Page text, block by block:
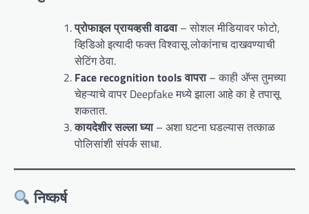
प्रोफाइल प्रायव्हसी वाढवा– सोशल मीडियावर फोटो,
व्हिडिओ इत्यादी फक्त विश्वासू लोकांनाच दाखवण्याची
सेटिंग ठेवा.
Face recognition tools वापरा– काही अ‍ॅप्स तुमच्या
चेहऱ्याचे वापर Deepfake मध्ये झाला आहे का हे तपासू
शकतात.
कायदेशीर सल्ला घ्या– अशा घटना घडल्यास तत्काळ
पोलिसांशी संपर्क साधा.
निष्कर्ष